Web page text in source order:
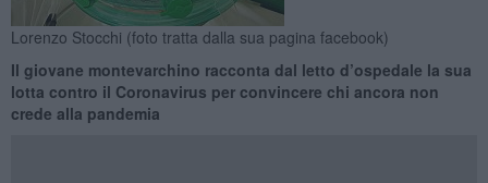
Lorenzo Stocchi (foto tratta dalla sua pagina facebook)
Il giovane montevarchino racconta dal letto d’ospedale la sua
lotta contro il Coronavirus per convincere chi ancora non
crede alla pandemia